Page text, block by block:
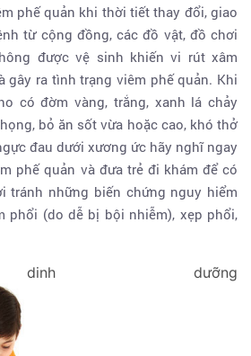
phế quản khi thời tiết thay đổi, giao
từ cộng đồng, các đồ vật, đồ chơi
được vệ sinh khiến vi rút xâm
gây ra tình trạng viêm phế quản. Khi
có đờm vàng, trắng, xanh lá chảy
bỏ ăn sốt vừa hoặc cao, khó thở
đau dưới xương ức hãy nghĩ ngay
phế quản và đưa trẻ đi khám để có
tránh những biến chứng nguy hiểm
phổi (do dễ bị bội nhiễm), xẹp phổi,
dưỡng